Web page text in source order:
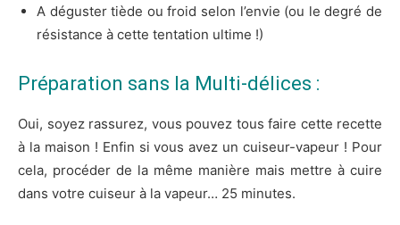
A déguster tiède ou froid selon l’envie (ou le degré de
résistance à cette tentation ultime !)
Préparation sans la Multi-délices :
Oui, soyez rassurez, vous pouvez tous faire cette recette
à la maison ! Enfin si vous avez un cuiseur-vapeur ! Pour
cela, procéder de la même manière mais mettre à cuire
dans votre cuiseur à la vapeur… 25 minutes.